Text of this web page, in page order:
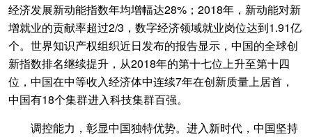
经济发展新动能指数年均增幅达28%；2018年，新动能对新
增就业的贡献率超过2/3，数字经济领域就业岗位达到1.91亿
个。世界知识产权组织近日发布的报告显示，中国的全球创
新指数排名继续提升，从2018年的第十七位上升至第十四
位，中国在中等收入经济体中连续7年在创新质量上居首，
中国有18个集群进入科技集群百强。
调控能力，彰显中国独特优势。进入新时代，中国坚持